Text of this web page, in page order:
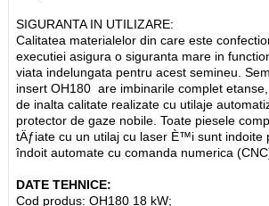
SIGURANTA IN UTILIZARE:
Calitatea materialelor din care este
executiei asigura o siguranta mare in
viata indelungata pentru acest semineu.
insert OH180 are imbinarile complet
de inalta calitate realizate cu utilaje
protector de gaze nobile. Toate piesele
tÄƒiate cu un utilaj cu laser È™i sunt
îndoit automate cu comanda numerica
DATE TEHNICE:
Cod produs: OH180 18 kW;